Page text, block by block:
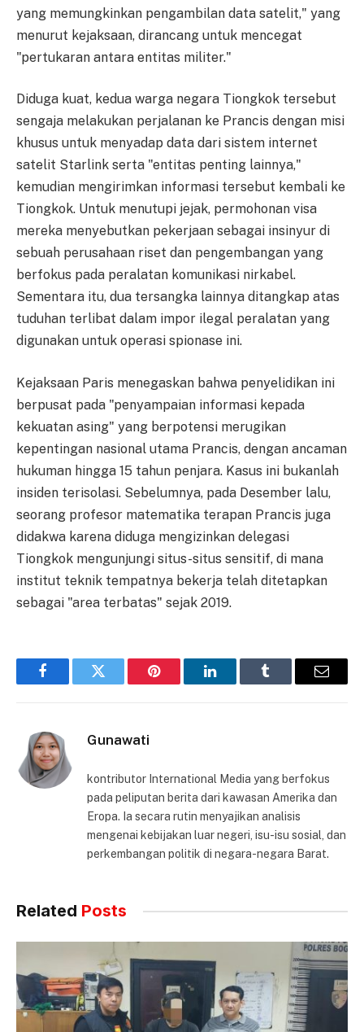
yang memungkinkan pengambilan data satelit," yang
menurut kejaksaan, dirancang untuk mencegat
"pertukaran antara entitas militer."
Diduga kuat, kedua warga negara Tiongkok tersebut
sengaja melakukan perjalanan ke Prancis dengan misi
khusus untuk menyadap data dari sistem internet
satelit Starlink serta "entitas penting lainnya,"
kemudian mengirimkan informasi tersebut kembali ke
Tiongkok. Untuk menutupi jejak, permohonan visa
mereka menyebutkan pekerjaan sebagai insinyur di
sebuah perusahaan riset dan pengembangan yang
berfokus pada peralatan komunikasi nirkabel.
Sementara itu, dua tersangka lainnya ditangkap atas
tuduhan terlibat dalam impor ilegal peralatan yang
digunakan untuk operasi spionase ini.
Kejaksaan Paris menegaskan bahwa penyelidikan ini
berpusat pada "penyampaian informasi kepada
kekuatan asing" yang berpotensi merugikan
kepentingan nasional utama Prancis, dengan ancaman
hukuman hingga 15 tahun penjara. Kasus ini bukanlah
insiden terisolasi. Sebelumnya, pada Desember lalu,
seorang profesor matematika terapan Prancis juga
didakwa karena diduga mengizinkan delegasi
Tiongkok mengunjungi situs-situs sensitif, di mana
institut teknik tempatnya bekerja telah ditetapkan
sebagai "area terbatas" sejak 2019.
FacebookTwitter Pinterest LinkedInTumblr Email
Gunawati
kontributor International Media yang berfokus
pada peliputan berita dari kawasan Amerika dan
Eropa. Ia secara rutin menyajikan analisis
mengenai kebijakan luar negeri, isu-isu sosial, dan
perkembangan politik di negara-negara Barat.
Related Posts